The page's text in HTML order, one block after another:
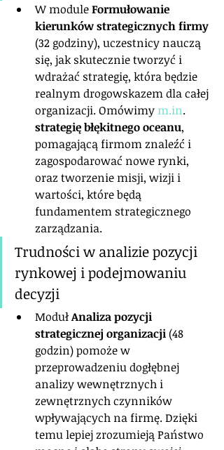
W module Formułowanie
kierunków strategicznych firmy
(32 godziny), uczestnicy nauczą
się, jak skutecznie tworzyć i
wdrażać strategię, która będzie
realnym drogowskazem dla całej
organizacji. Omówimy m.in.
strategię błękitnego oceanu,
pomagającą firmom znaleźć i
zagospodarować nowe rynki,
oraz tworzenie misji, wizji i
wartości, które będą
fundamentem strategicznego
zarządzania.
Trudności w analizie pozycji
rynkowej i podejmowaniu
decyzji
Moduł Analiza pozycji
strategicznej organizacji (48
godzin) pomoże w
przeprowadzeniu dogłębnej
analizy wewnętrznych i
zewnętrznych czynników
wpływających na firmę. Dzięki
temu lepiej zrozumieją Państwo